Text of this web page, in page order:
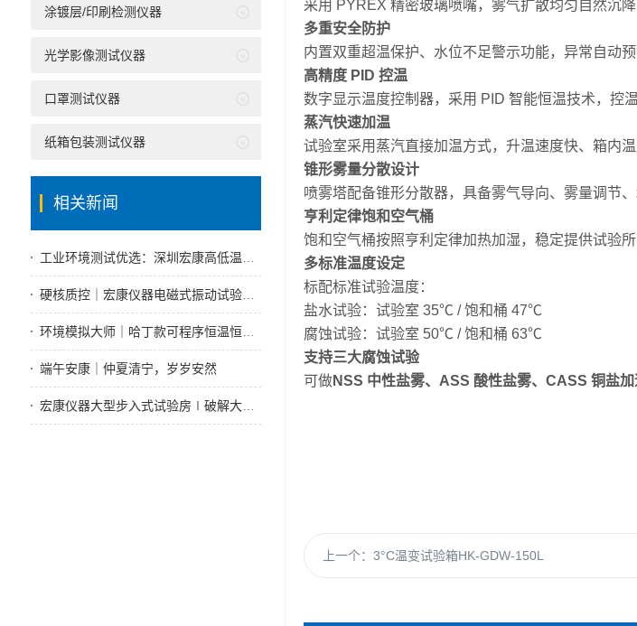
采用 PYREX 精密玻璃喷嘴，雾气扩散均匀自然沉
多重安全防护
内置双重超温保护、水位不足警示功能，异常自动
高精度 PID 控温
数字显示温度控制器，采用 PID 智能恒温技术，控
蒸汽快速加温
试验室采用蒸汽直接加温方式，升温速度快、箱内
锥形雾量分散设计
喷雾塔配备锥形分散器，具备雾气导向、雾量调节
亨利定律饱和空气桶
饱和空气桶按照亨利定律加热加湿，稳定提供试验
多标准温度设定
标配标准试验温度：
盐水试验：试验室 35℃ / 饱和桶 47℃
腐蚀试验：试验室 50℃ / 饱和桶 63℃
支持三大腐蚀试验
可做NSS 中性盐雾、ASS 酸性盐雾、CASS 铜盐
上一个： 3°C温变试验箱HK-GDW-150L
涂镀层/印刷检测仪器
光学影像测试仪器
口罩测试仪器
纸箱包装测试仪器
相关新闻
硬核质控｜宏康仪器电磁式振动试验机，全工况振动可靠性测试标杆设备
环境模拟大师｜哈丁款可程序恒温恒湿试验箱赋能实体制造可靠性检测
端午安康｜仲夏清宁，岁岁安然
宏康仪器大型步入式试验房∣破解大型试件测试难题